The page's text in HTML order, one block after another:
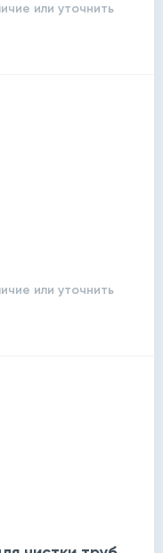
или уточнить
или уточнить